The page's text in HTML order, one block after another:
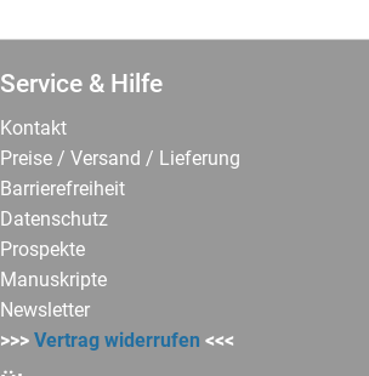
Service & Hilfe
Kontakt
Preise / Versand / Lieferung
Barrierefreiheit
Datenschutz
Prospekte
Manuskripte
Newsletter
>>>Vertrag widerrufen <<<